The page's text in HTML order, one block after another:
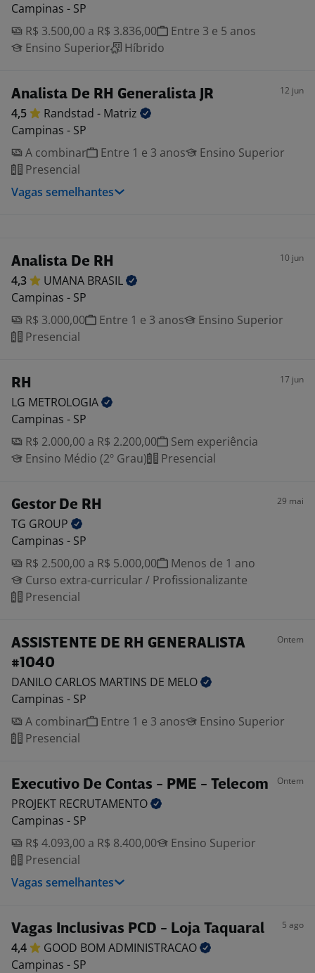
Campinas - SP
R$ 3.500,00 a R$ 3.836,00
Entre 3 e 5 anos
Ensino Superior
Híbrido
Analista De RH Generalista JR 12 jun
4,5 Randstad - Matriz
Campinas - SP
A combinar
Entre 1 e 3 anos
Ensino Superior
Presencial
Vagas semelhantes
Analista De RH 10 jun
4,3 UMANA BRASIL
Campinas - SP
R$ 3.000,00
Entre 1 e 3 anos
Ensino Superior
Presencial
RH 17 jun
LG METROLOGIA
Campinas - SP
R$ 2.000,00 a R$ 2.200,00
Sem experiência
Ensino Médio (2º Grau)
Presencial
Gestor De RH 29 mai
TG GROUP
Campinas - SP
R$ 2.500,00 a R$ 5.000,00
Menos de 1 ano
Curso extra-curricular / Profissionalizante
Presencial
ASSISTENTE DE RH GENERALISTA
#1040
Ontem
DANILO CARLOS MARTINS DE MELO
Campinas - SP
A combinar
Entre 1 e 3 anos
Ensino Superior
Presencial
Executivo De Contas - PME - Telecom Ontem
PROJEKT RECRUTAMENTO
Campinas - SP
R$ 4.093,00 a R$ 8.400,00
Ensino Superior
Presencial
Vagas semelhantes
Vagas Inclusivas PCD - Loja Taquaral 5 ago
4,4 GOOD BOM ADMINISTRACAO
Campinas - SP